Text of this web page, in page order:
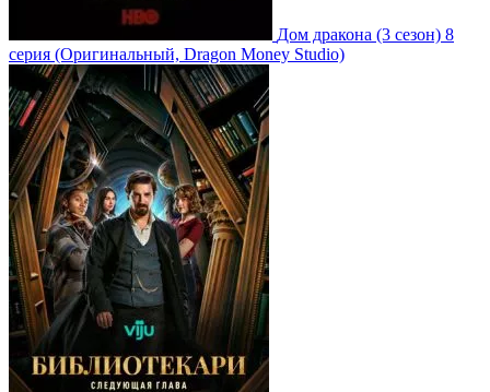
Дом дракона (3 сезон) 8
серия (Оригинальный, Dragon Money Studio)